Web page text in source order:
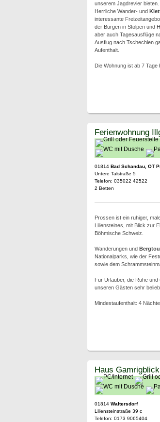
unserem Jagdrevier bieten.
Herrliche Wander- und
interessante
der Burgen in Stolpen und
aber auch Tagesausflüge
Ausflug nach Tschechien
Aufenthalt.
Die Wohnung ist ab 7 Tage
Ferienwohnung
01814 Bad Schandau, OT
Untere Talstraße 5
Telefon: 035022 42522
2 Betten
Prossen ist ein ruhiger,
Liliensteines, mit Blick zur
Böhmische Schweiz.
Wanderungen und
Nationalparks, wie der
sowie dem
Für Urlauber, die Ruhe
unseren Gästen sehr
Mindestaufenthalt: 4
Haus Gamrigblick
01814 Waltersdorf
Liliensteinstraße 39 c
Telefon: 0173 9065404